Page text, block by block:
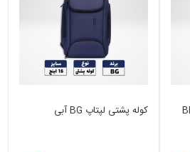
کوله پشتی لپتاپ BG آبی